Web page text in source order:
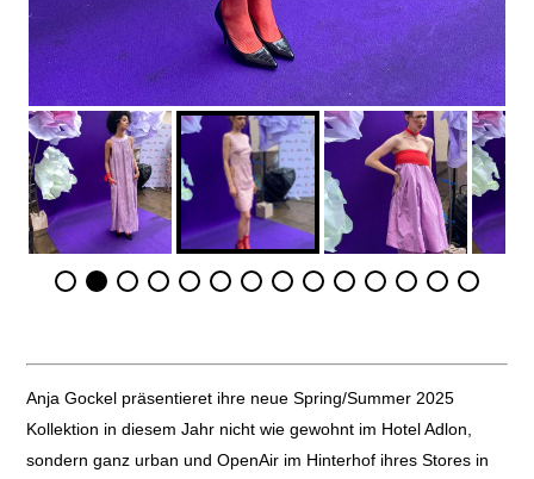
Anja Gockel präsentieret ihre neue Spring/Summer 2025
Kollektion in diesem Jahr nicht wie gewohnt im Hotel Adlon,
sondern ganz urban und OpenAir im Hinterhof ihres Stores in